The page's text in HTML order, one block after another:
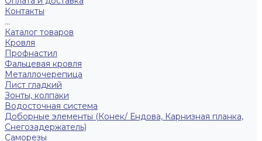
Контакты
...
Каталог товаров
Кровля
Профнастил
Фальцевая кровля
Металлочерепица
Лист гладкий
Зонты, колпаки
Водосточная система
Доборные элементы (Конек/ Ендова, Карнизная планка,
Снегозадержатель)
Саморезы